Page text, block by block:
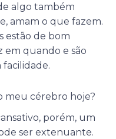
algo também
amam o que fazem.
estão de bom
em quando e são
facilidade.
meu cérebro hoje?
porém, um
ser extenuante.